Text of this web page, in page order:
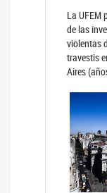
La UFEM
de las
violentas
travestis
Aires